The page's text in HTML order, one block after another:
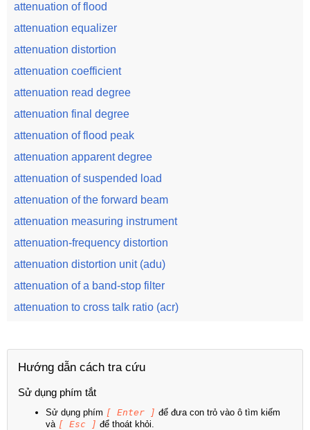
attenuation of flood
attenuation equalizer
attenuation distortion
attenuation coefficient
attenuation read degree
attenuation final degree
attenuation of flood peak
attenuation apparent degree
attenuation of suspended load
attenuation of the forward beam
attenuation measuring instrument
attenuation-frequency distortion
attenuation distortion unit (adu)
attenuation of a band-stop filter
attenuation to cross talk ratio (acr)
Hướng dẫn cách tra cứu
Sử dụng phím tắt
Sử dụng phím [ Enter ] để đưa con trỏ vào ô tìm kiếm
và [ Esc ] để thoát khỏi.